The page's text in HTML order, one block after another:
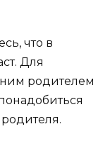
что в
Для
родителем